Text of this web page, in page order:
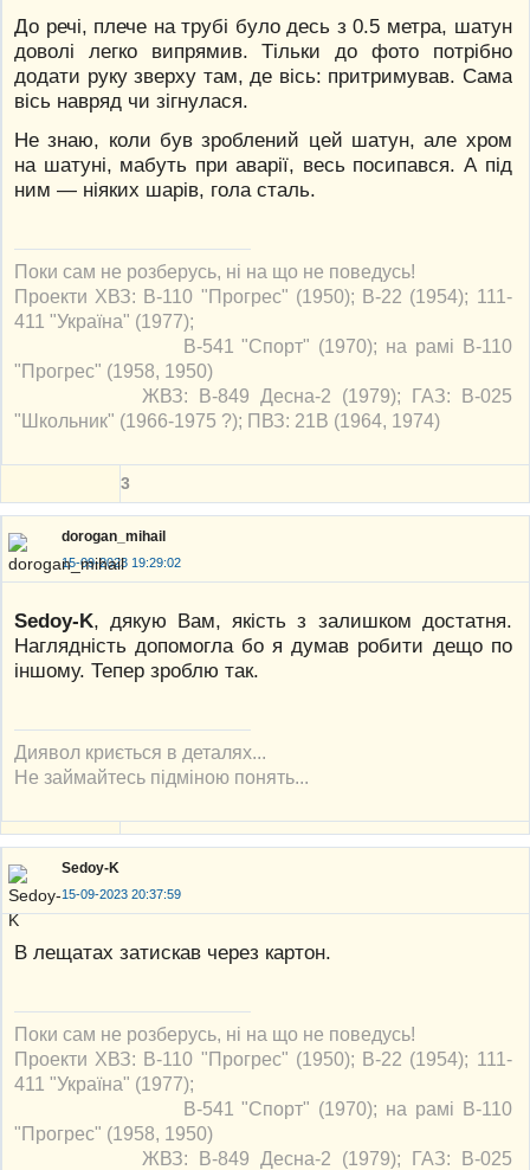
До речі, плече на трубі було десь з 0.5 метра, шатун
доволі легко випрямив. Тільки до фото потрібно
додати руку зверху там, де вісь: притримував. Сама
вісь навряд чи зігнулася.
Не знаю, коли був зроблений цей шатун, але хром
на шатуні, мабуть при аварії, весь посипався. А під
ним — ніяких шарів, гола сталь.
Поки сам не розберусь, ні на що не поведусь!
Проекти ХВЗ: В-110 "Прогрес" (1950); В-22 (1954); 111-
411 "Україна" (1977);
В-541 "Спорт" (1970); на рамі В-110
"Прогрес" (1958, 1950)
ЖВЗ: В-849 Десна-2 (1979); ГАЗ: В-025
"Школьник" (1966-1975 ?); ПВЗ: 21В (1964, 1974)
3
dorogan_mihail
15-09-2023 19:29:02
Sedoy-K, дякую Вам, якість з залишком достатня.
Наглядність допомогла бо я думав робити дещо по
іншому. Тепер зроблю так.
Диявол криється в деталях...
Не займайтесь підміною понять...
Sedoy-K
15-09-2023 20:37:59
В лещатах затискав через картон.
Поки сам не розберусь, ні на що не поведусь!
Проекти ХВЗ: В-110 "Прогрес" (1950); В-22 (1954); 111-
411 "Україна" (1977);
В-541 "Спорт" (1970); на рамі В-110
"Прогрес" (1958, 1950)
ЖВЗ: В-849 Десна-2 (1979); ГАЗ: В-025